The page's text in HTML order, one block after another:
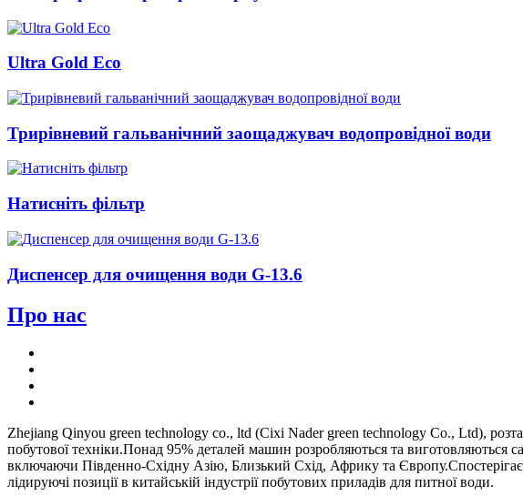
Ultra Gold Eco
Трирівневий гальванічний заощаджувач водопровідної води
Натисніть фільтр
Диспенсер для очищення води G-13.6
Про нас
Zhejiang Qinyou green technology co., ltd (Cixi Nader green technology Co., Ltd),
побутової техніки.Понад 95% деталей машин розробляються та виготовляються
включаючи Південно-Східну Азію, Близький Схід, Африку та
лідируючі позиції в китайській індустрії побутових приладів для питної води.